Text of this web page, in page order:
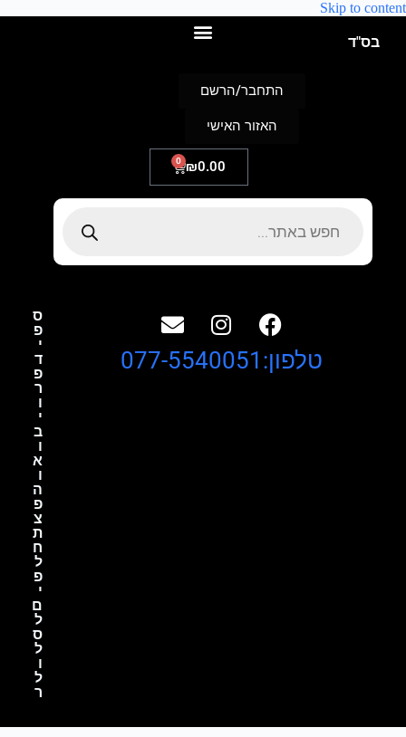
Skip to content
בס"ד
₪0.00
0
התחבר/הרשם
האזור האישי
ס
פ
י
ד
פ
ר
ו
י
ב
ו
א
ו
ה
פ
צ
ת
ח
ל
פ
י
ם
ל
ס
ל
ו
ל
ר
טלפון:077-5540051